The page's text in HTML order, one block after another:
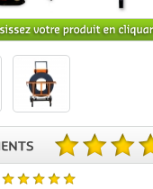
4.67 sur 5 basé sur 6